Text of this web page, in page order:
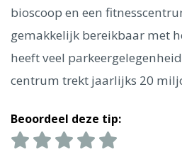
bioscoop en een
gemakkelijk bereikbaar met
heeft veel
centrum trekt jaarlijks 20
Beoordeel deze tip: